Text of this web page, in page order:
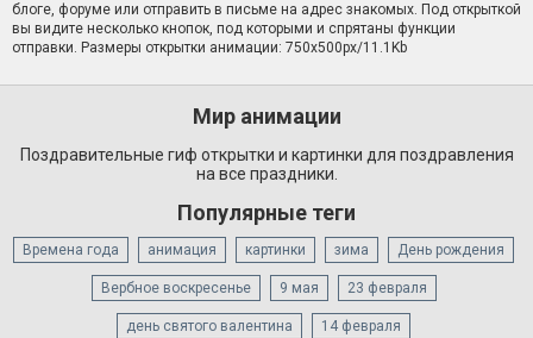
блоге, форуме или отправить в письме на адрес знакомых. Под открыткой
вы видите несколько кнопок, под которыми и спрятаны функции
отправки. Размеры открытки анимации: 750x500px/11.1Kb
Мир анимации
Поздравительные гиф открытки и картинки для поздравления
на все праздники.
Популярные теги
Времена года анимация картинки зима День рождения
Вербное воскресенье 9 мая 23 февраля
день святого валентина 14 февраля